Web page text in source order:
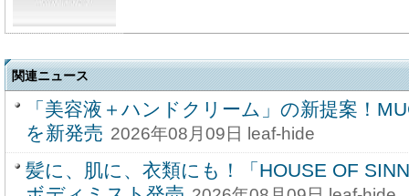
関連ニュース
「美容液＋ハンドクリーム」の新提案！
を新発売 2026年08月09日 leaf-hide
髪に、肌に、衣類にも！「HOUSE OF